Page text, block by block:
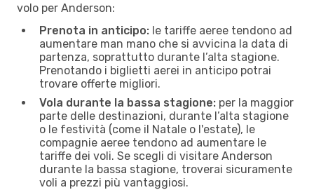
volo per Anderson:
Prenota in anticipo: le tariffe aeree tendono ad
aumentare man mano che si avvicina la data di
partenza, soprattutto durante l’alta stagione.
Prenotando i biglietti aerei in anticipo potrai
trovare offerte migliori.
Vola durante la bassa stagione: per la maggior
parte delle destinazioni, durante l’alta stagione
o le festività (come il Natale o l'estate), le
compagnie aeree tendono ad aumentare le
tariffe dei voli. Se scegli di visitare Anderson
durante la bassa stagione, troverai sicuramente
voli a prezzi più vantaggiosi.